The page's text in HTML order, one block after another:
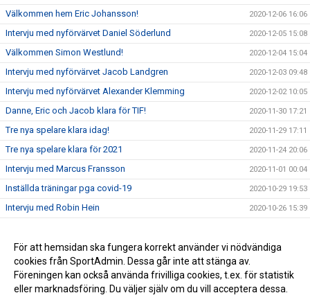
Välkommen hem Eric Johansson! 2020-12-06 16:06
Intervju med nyförvärvet Daniel Söderlund 2020-12-05 15:08
Välkommen Simon Westlund! 2020-12-04 15:04
Intervju med nyförvärvet Jacob Landgren 2020-12-03 09:48
Intervju med nyförvärvet Alexander Klemming 2020-12-02 10:05
Danne, Eric och Jacob klara för TIF! 2020-11-30 17:21
Tre nya spelare klara idag! 2020-11-29 17:11
Tre nya spelare klara för 2021 2020-11-24 20:06
Intervju med Marcus Fransson 2020-11-01 00:04
Inställda träningar pga covid-19 2020-10-29 19:53
Intervju med Robin Hein 2020-10-26 15:39
Intervju med Fredrik Kallin 2020-10-20 19:24
Förändringar i ledarstaben inför 2021 2020-10-17 09:53
För att hemsidan ska fungera korrekt använder vi nödvändiga
cookies från SportAdmin. Dessa går inte att stänga av.
Föreningen kan också använda frivilliga cookies, t.ex. för statistik
eller marknadsföring. Du väljer själv om du vill acceptera dessa.